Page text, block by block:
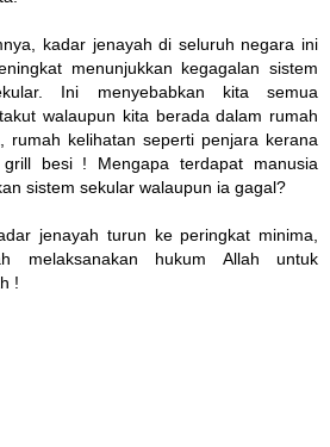
kadar jenayah di seluruh negara ini
menunjukkan kegagalan sistem
Ini menyebabkan kita semua
walaupun kita berada dalam rumah
rumah kelihatan seperti penjara kerana
besi ! Mengapa terdapat manusia
sistem sekular walaupun ia gagal?
jenayah turun ke peringkat minima,
melaksanakan hukum Allah untuk
!